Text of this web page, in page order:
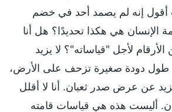
أقول إنه لم يصمد أحد في خضم
الإنسان هي هكذا تحديدًا؟ هل أنا
لأجل "قياساته"؟ لا يزيد
دودة صغيرة تزحف على الأرض،
عن عرض صدر ثعبان. أنا لا أقلل
أليست هذه هي قياسات قامته